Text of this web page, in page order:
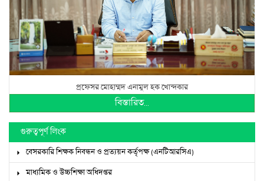
প্রফেসর মোহাম্মদ এনামুল হক খোন্দকার
বিস্তারিত...
গুরুত্বপূর্ণ লিংক
বেসরকারি শিক্ষক নিবন্ধন ও প্রত্যয়ন কর্তৃপক্ষ (এনটিআরসিএ)
মাধ্যমিক ও উচ্চশিক্ষা অধিদপ্তর